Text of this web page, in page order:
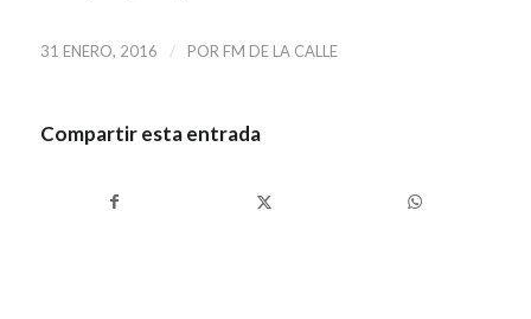
31 ENERO, 2016 / POR FM DE LA CALLE
Compartir esta entrada